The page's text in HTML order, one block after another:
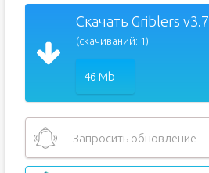
Скачать Griblers v3.7
(скачиваний: 1)
46 Mb
Запросить обновление